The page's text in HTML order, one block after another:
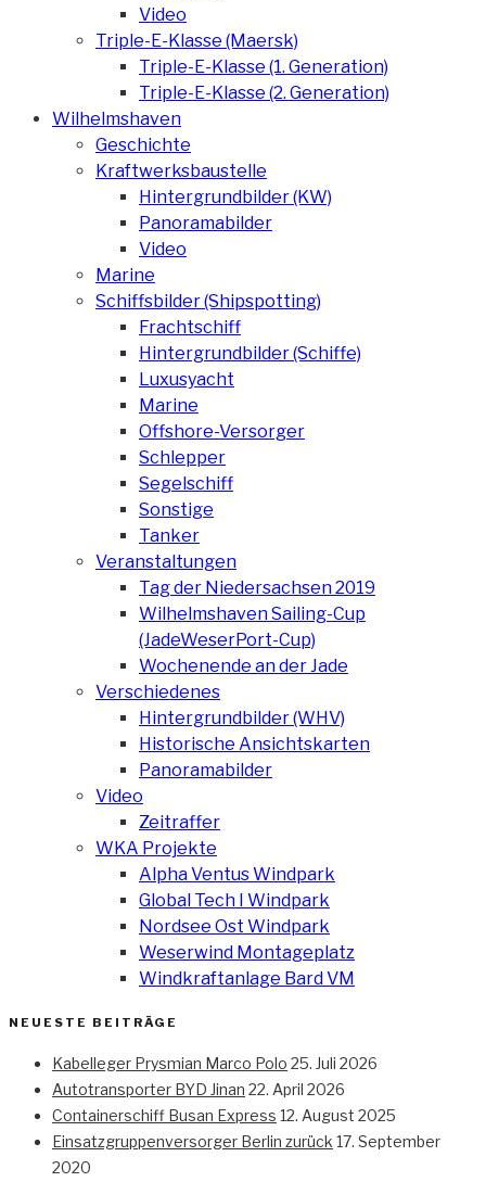
Video
Triple-E-Klasse (Maersk)
Triple-E-Klasse (1. Generation)
Triple-E-Klasse (2. Generation)
Wilhelmshaven
Geschichte
Kraftwerksbaustelle
Hintergrundbilder (KW)
Panoramabilder
Video
Marine
Schiffsbilder (Shipspotting)
Frachtschiff
Hintergrundbilder (Schiffe)
Luxusyacht
Marine
Offshore-Versorger
Schlepper
Segelschiff
Sonstige
Tanker
Veranstaltungen
Tag der Niedersachsen 2019
Wilhelmshaven Sailing-Cup
(JadeWeserPort-Cup)
Wochenende an der Jade
Verschiedenes
Hintergrundbilder (WHV)
Historische Ansichtskarten
Panoramabilder
Video
Zeitraffer
WKA Projekte
Alpha Ventus Windpark
Global Tech I Windpark
Nordsee Ost Windpark
Weserwind Montageplatz
Windkraftanlage Bard VM
NEUESTE BEITRÄGE
Kabelleger Prysmian Marco Polo 25. Juli 2026
Autotransporter BYD Jinan 22. April 2026
Containerschiff Busan Express 12. August 2025
Einsatzgruppenversorger Berlin zurück 17. September
2020